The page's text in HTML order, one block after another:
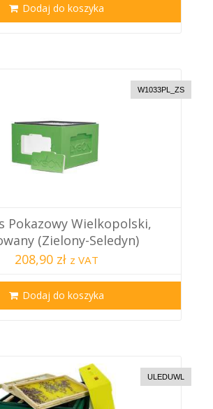
Dodaj do koszyka
W1033PL_ZS
Pokazowy Wielkopolski,
(zielony-Seledyn)
208,90 zł z VAT
Dodaj do koszyka
ULEDUWL